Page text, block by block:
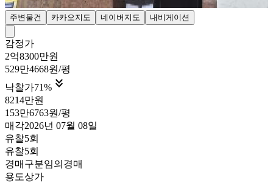
주변물건 카카오지도 네이버지도 내비게이션
감정가
2억8300만원
529만4668원/평
낙찰가71% 
8214만원
153만6763원/평
매각2026년 07월 08일
유찰5회
유찰5회
경매구분임의경매
용도상가